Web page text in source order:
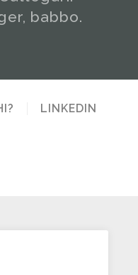
babbo.
LINKEDIN